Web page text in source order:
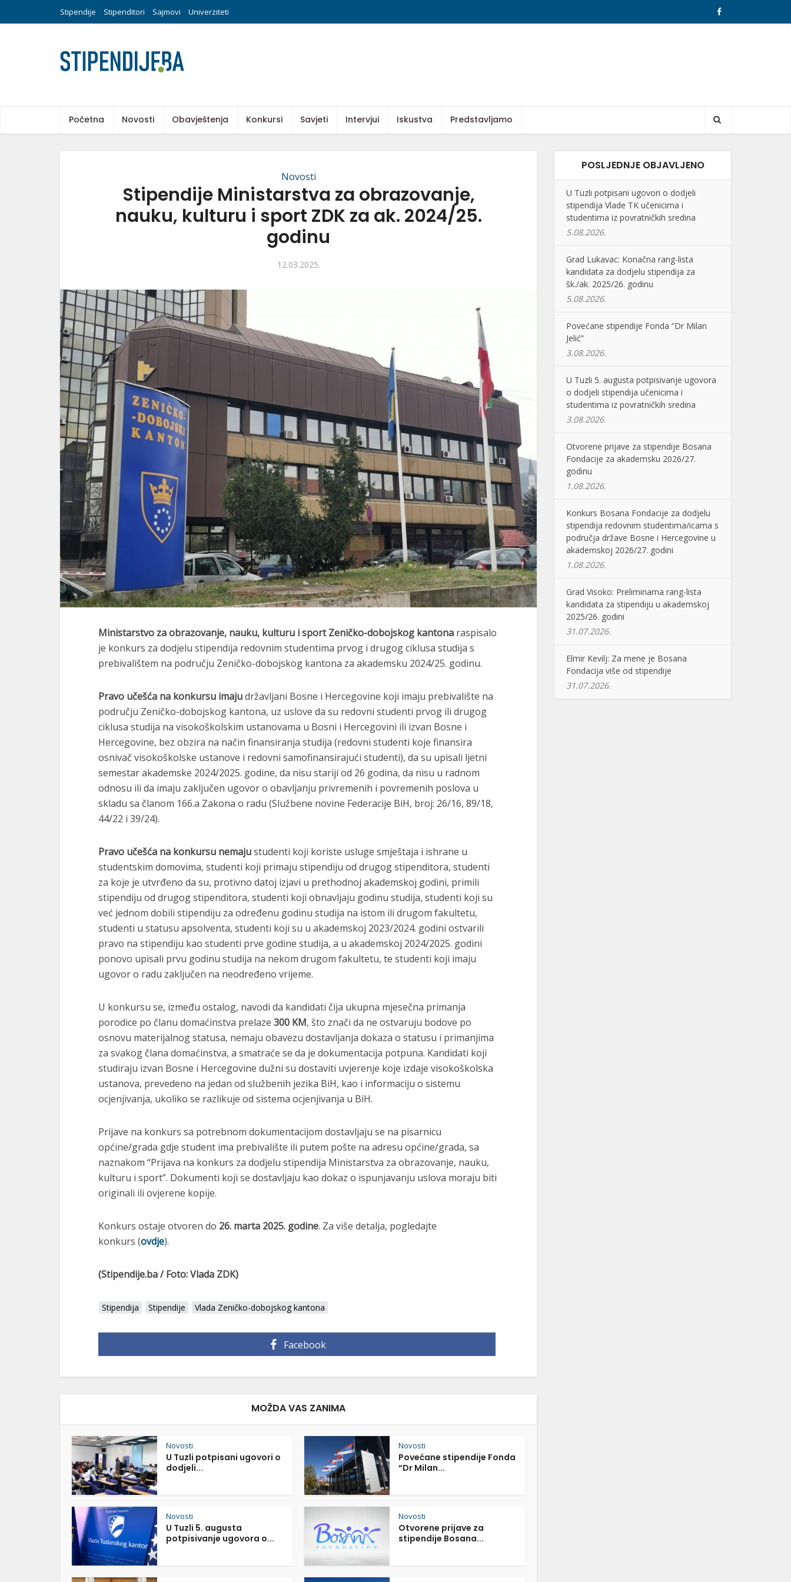
Stipendije Stipenditori Sajmovi Univerziteti
Početna Novosti Obavještenja Konkursi Savjeti Intervjui Iskustva Predstavljamo
Novosti
Stipendije Ministarstva za obrazovanje,
nauku, kulturu i sport ZDK za ak. 2024/25.
godinu
12.03.2025.
Ministarstvo za obrazovanje, nauku, kulturu i sport Zeničko-dobojskog kantona raspisalo
je konkurs za dodjelu stipendija redovnim studentima prvog i drugog ciklusa studija s
prebivalištem na području Zeničko-dobojskog kantona za akademsku 2024/25. godinu.
Pravo učešća na konkursu imajudržavljani Bosne i Hercegovine koji imaju prebivalište na
području Zeničko-dobojskog kantona, uz uslove da su redovni studenti prvog ili drugog
ciklusa studija na visokoškolskim ustanovama u Bosni i Hercegovini ili izvan Bosne i
Hercegovine, bez obzira na način finansiranja studija (redovni studenti koje finansira
osnivač visokoškolske ustanove i redovni samofinansirajući studenti), da su upisali ljetni
semestar akademske 2024/2025. godine, da nisu stariji od 26 godina, da nisu u radnom
odnosu ili da imaju zaključen ugovor o obavljanju privremenih i povremenih poslova u
skladu sa članom 166.a Zakona o radu (Službene novine Federacije BiH, broj: 26/16, 89/18,
44/22 i 39/24).
Pravo učešća na konkursu nemajustudenti koji koriste usluge smještaja i ishrane u
studentskim domovima, studenti koji primaju stipendiju od drugog stipenditora, studenti
za koje je utvrđeno da su, protivno datoj izjavi u prethodnoj akademskoj godini, primili
stipendiju od drugog stipenditora, studenti koji obnavljaju godinu studija, studenti koji su
već jednom dobili stipendiju za određenu godinu studija na istom ili drugom fakultetu,
studenti u statusu apsolventa, studenti koji su u akademskoj 2023/2024. godini ostvarili
pravo na stipendiju kao studenti prve godine studija, a u akademskoj 2024/2025. godini
ponovo upisali prvu godinu studija na nekom drugom fakultetu, te studenti koji imaju
ugovor o radu zaključen na neodređeno vrijeme.
U konkursu se, između ostalog, navodi da kandidati čija ukupna mjesečna primanja
porodice po članu domaćinstva prelaze 300 KM, što znači da ne ostvaruju bodove po
osnovu materijalnog statusa, nemaju obavezu dostavljanja dokaza o statusu i primanjima
za svakog člana domaćinstva, a smatraće se da je dokumentacija potpuna. Kandidati koji
studiraju izvan Bosne i Hercegovine dužni su dostaviti uvjerenje koje izdaje visokoškolska
ustanova, prevedeno na jedan od službenih jezika BiH, kao i informaciju o sistemu
ocjenjivanja, ukoliko se razlikuje od sistema ocjenjivanja u BiH.
Prijave na konkurs sa potrebnom dokumentacijom dostavljaju se na pisarnicu
općine/grada gdje student ima prebivalište ili putem pošte na adresu općine/grada, sa
naznakom “Prijava na konkurs za dodjelu stipendija Ministarstva za obrazovanje, nauku,
kulturu i sport”. Dokumenti koji se dostavljaju kao dokaz o ispunjavanju uslova moraju biti
originali ili ovjerene kopije.
Konkurs ostaje otvoren do 26. marta 2025. godine. Za više detalja, pogledajte
konkurs (ovdje).
(Stipendije.ba / Foto: Vlada ZDK)
Stipendija Stipendije Vlada Zeničko-dobojskog kantona
Facebook
MOŽDA VAS ZANIMA
Novosti
U Tuzli potpisani ugovori o
dodjeli...
Novosti
Povećane stipendije Fonda
“Dr Milan...
Novosti
U Tuzli 5. augusta
potpisivanje ugovora o...
Novosti
Otvorene prijave za
stipendije Bosana...
POSLJEDNJE OBJAVLJENO
U Tuzli potpisani ugovori o dodjeli
stipendija Vlade TK učenicima i
studentima iz povratničkih sredina
5.08.2026.
Grad Lukavac: Konačna rang-lista
kandidata za dodjelu stipendija za
šk./ak. 2025/26. godinu
5.08.2026.
Povećane stipendije Fonda “Dr Milan
Jelić”
3.08.2026.
U Tuzli 5. augusta potpisivanje ugovora
o dodjeli stipendija učenicima i
studentima iz povratničkih sredina
3.08.2026.
Otvorene prijave za stipendije Bosana
Fondacije za akademsku 2026/27.
godinu
1.08.2026.
Konkurs Bosana Fondacije za dodjelu
stipendija redovnim studentima/icama s
područja države Bosne i Hercegovine u
akademskoj 2026/27. godini
1.08.2026.
Grad Visoko: Preliminarna rang-lista
kandidata za stipendiju u akademskoj
2025/26. godini
31.07.2026.
Elmir Kevilj: Za mene je Bosana
Fondacija više od stipendije
31.07.2026.